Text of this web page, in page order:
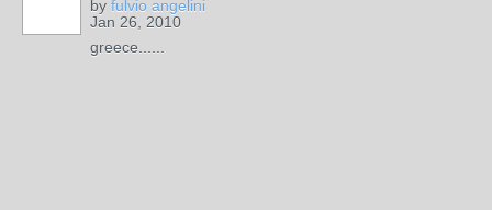
by fulvio angelini
Jan 26, 2010
greece......